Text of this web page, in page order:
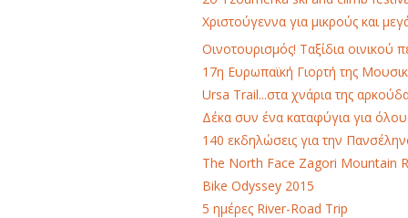
Χριστούγεννα για μικρούς και
Οινοτουρισμός! Ταξίδια οινικού
17η Ευρωπαϊκή Γιορτή της
Ursa Trail...στα χνάρια της
Δέκα συν ένα καταφύγια για
140 εκδηλώσεις για την
Τhe North Face Zagori Mountain
Bike Odyssey 2015
5 ημέρες River-Road Trip